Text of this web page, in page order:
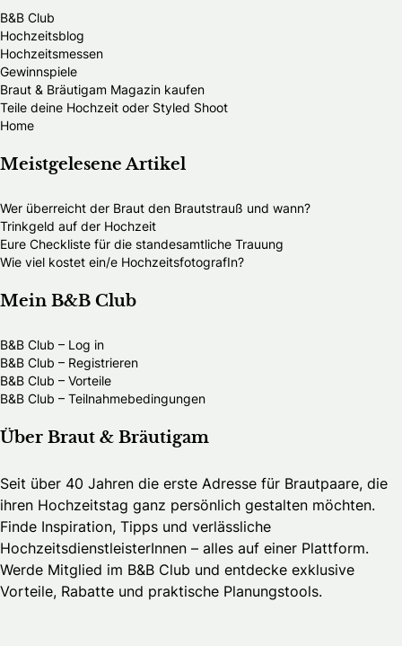
B&B Club
Hochzeitsblog
Hochzeitsmessen
Gewinnspiele
Braut & Bräutigam Magazin kaufen
Teile deine Hochzeit oder Styled Shoot
Home
Meistgelesene Artikel
Wer überreicht der Braut den Brautstrauß und wann?
Trinkgeld auf der Hochzeit
Eure Checkliste für die standesamtliche Trauung
Wie viel kostet ein/e HochzeitsfotografIn?
Mein B&B Club
B&B Club – Log in
B&B Club – Registrieren
B&B Club – Vorteile
B&B Club – Teilnahmebedingungen
Über Braut & Bräutigam
Seit über 40 Jahren die erste Adresse für Brautpaare, die
ihren Hochzeitstag ganz persönlich gestalten möchten.
Finde Inspiration, Tipps und verlässliche
HochzeitsdienstleisterInnen – alles auf einer Plattform.
Werde Mitglied im B&B Club und entdecke exklusive
Vorteile, Rabatte und praktische Planungstools.